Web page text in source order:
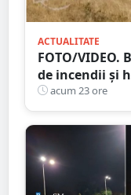
ACTUALITATE
FOTO/
de incendii și
județul Satu
acum 23 ore